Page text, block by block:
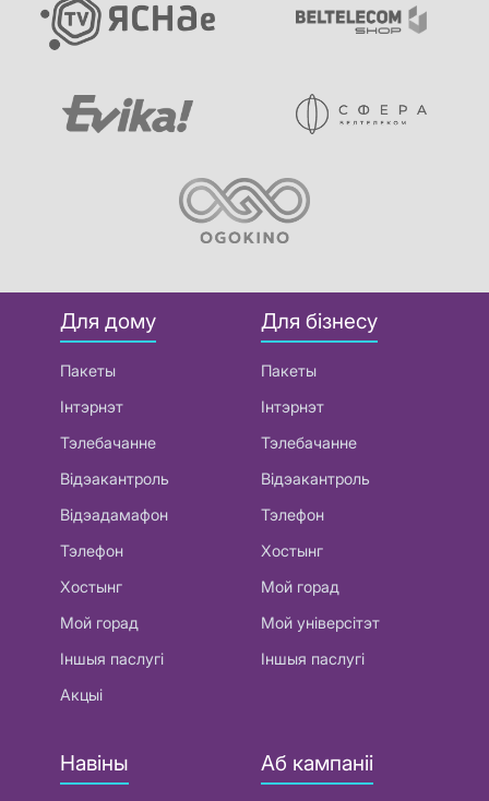
Для дому
Пакеты
Інтэрнэт
Тэлебачанне
Відэакантроль
Відэадамафон
Тэлефон
Хостынг
Мой горад
Іншыя паслугі
Акцыі
Для бізнесу
Пакеты
Інтэрнэт
Тэлебачанне
Відэакантроль
Тэлефон
Хостынг
Мой горад
Мой універсітэт
Іншыя паслугі
Навіны Аб кампаніі